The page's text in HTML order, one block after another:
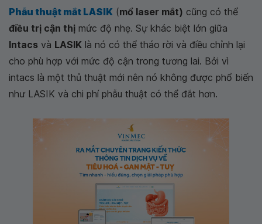
Phẫu thuật mắt LASIK (mổ laser mắt) cũng có thể
điều trị cận thị mức độ nhẹ. Sự khác biệt lớn giữa
Intacs và LASIK là nó có thể tháo rời và điều chỉnh lại
cho phù hợp với mức độ cận trong tương lai. Bởi vì
intacs là một thủ thuật mới nên nó không được phổ biến
như LASIK và chi phí phẫu thuật có thể đắt hơn.